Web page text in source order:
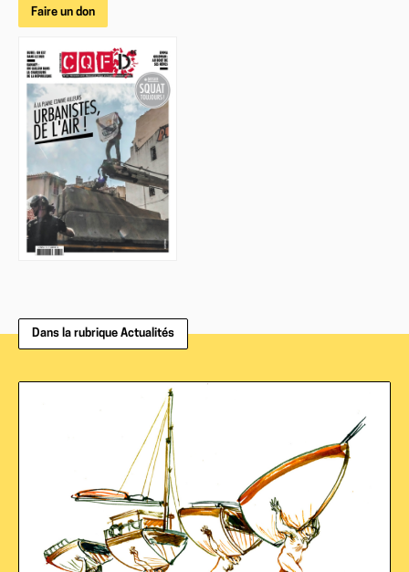
Faire un don
Dans la rubrique Actualités